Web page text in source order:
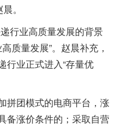
。
行业高质量发展的背景
质量发展”。赵晨补充，
行业正式进入“存量优
团模式的电商平台，涨
备涨价条件的；采取自营